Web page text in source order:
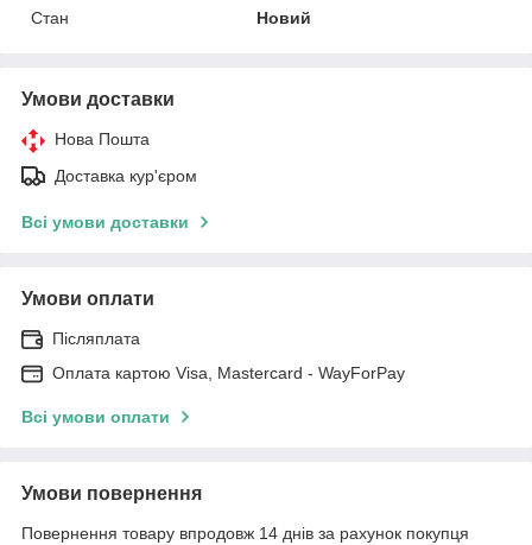
Стан
Новий
Умови доставки
Нова Пошта
Доставка кур'єром
Всі умови доставки
Умови оплати
Післяплата
Оплата картою Visa, Mastercard - WayForPay
Всі умови оплати
Умови повернення
Повернення товару впродовж 14 днів за рахунок покупця